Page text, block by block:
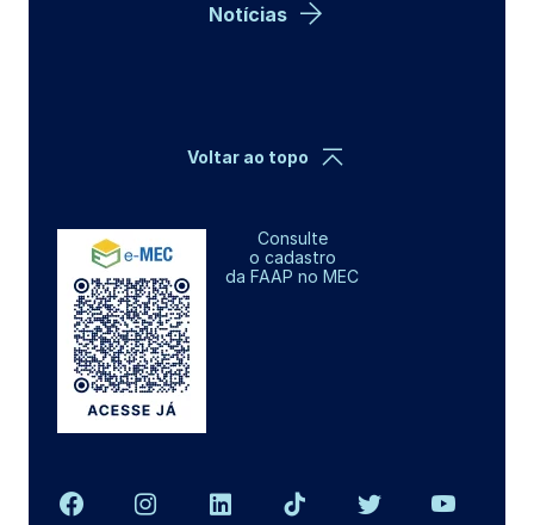
Notícias
Consulte
o cadastro
da FAAP no MEC
Voltar ao topo